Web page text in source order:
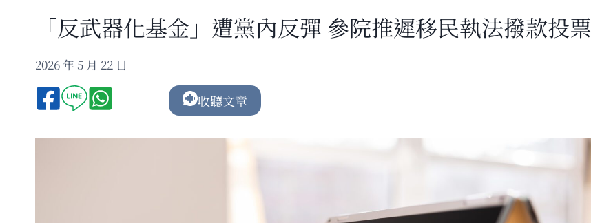
「反武器化基金」遭黨內反彈 參院推遲移民執法撥款投票
2026 年 5 月 22 日
收聽文章